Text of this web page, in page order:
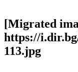
[Migrated
https://
113.jpg